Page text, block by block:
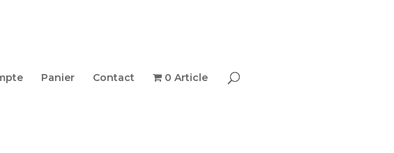
Panier Contact 0 Article